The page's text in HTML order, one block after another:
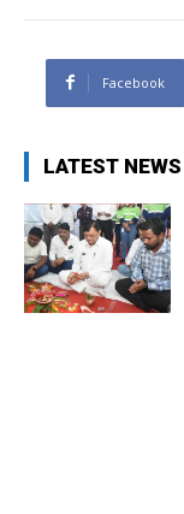
Facebook
LATEST NEWS